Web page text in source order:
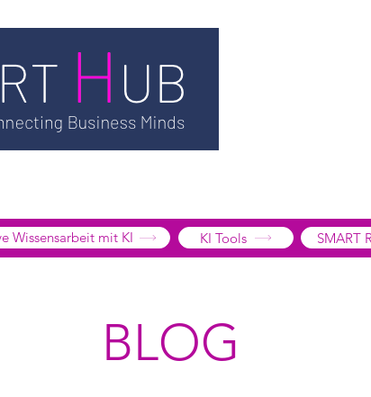
Wissensarbeit mit KI KI Tools SMART
BLOG